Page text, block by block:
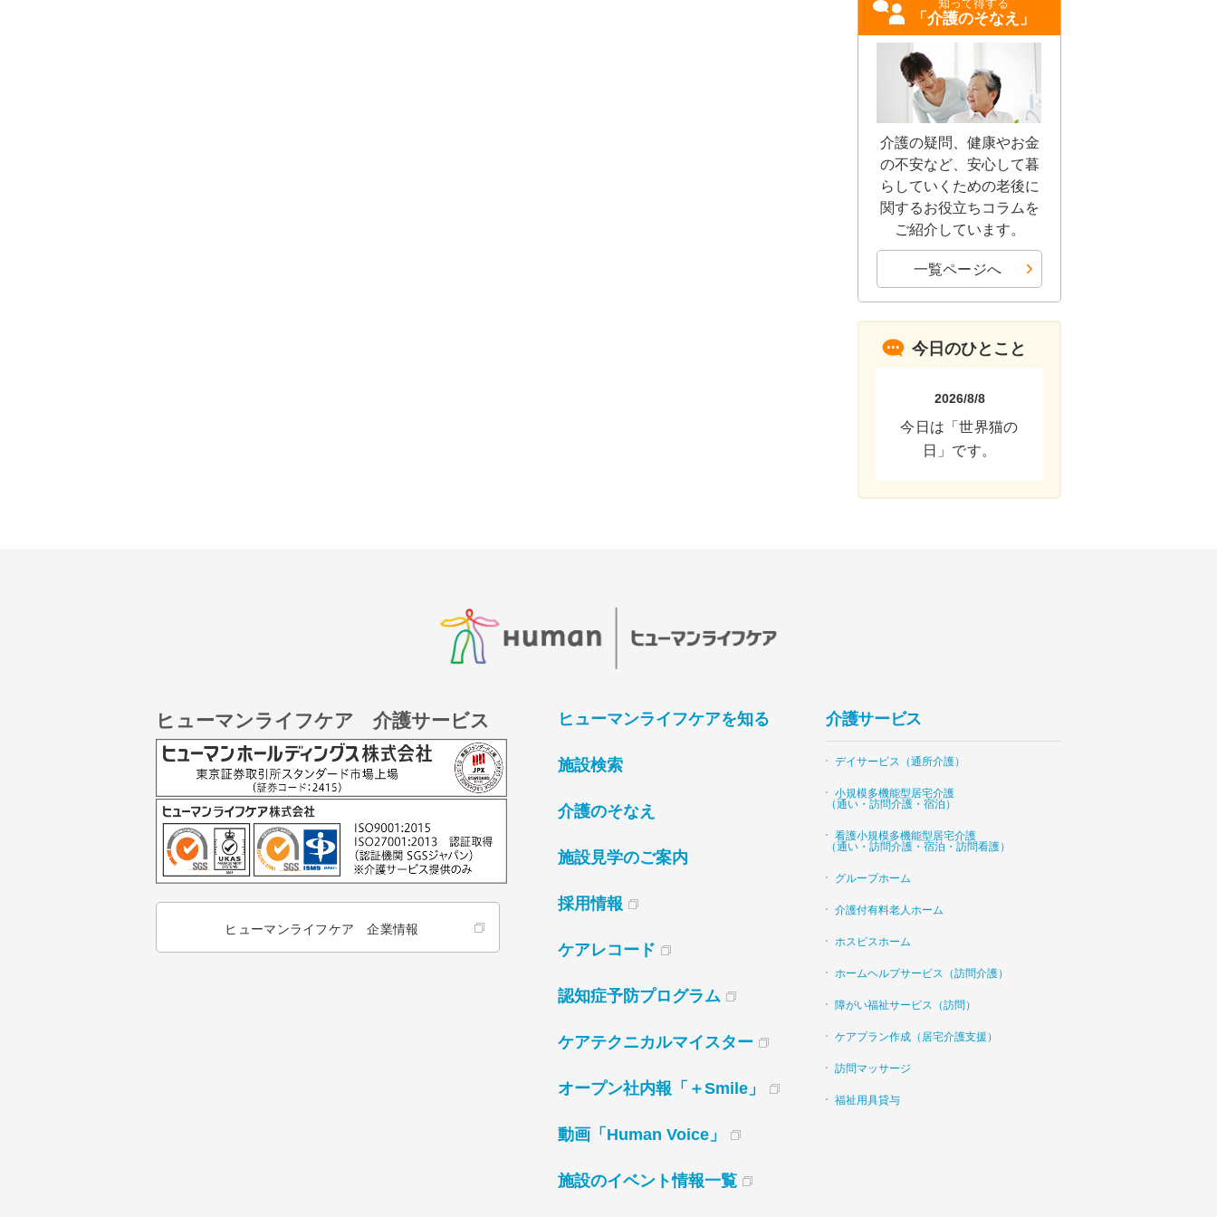
知って得する
「介護のそなえ」
介護の疑問、健康やお金
の不安など、安心して暮
らしていくための老後に
関するお役立ちコラムを
ご紹介しています。
一覧ページへ
今日のひとこと
2026/8/8
今日は「世界猫の
日」です。
ヒューマンライフケア 介護サービス
ヒューマンライフケア 企業情報
ヒューマンライフケアを知る
施設検索
介護のそなえ
施設見学のご案内
採用情報
ケアレコード
認知症予防プログラム
ケアテクニカルマイスター
オープン社内報「＋Smile」
動画「Human Voice」
施設のイベント情報一覧
介護サービス
デイサービス（通所介護）
小規模多機能型居宅介護
（通い・訪問介護・宿泊）
看護小規模多機能型居宅介護
（通い・訪問介護・宿泊・訪問看護）
グループホーム
介護付有料老人ホーム
ホスピスホーム
ホームヘルプサービス（訪問介護）
障がい福祉サービス（訪問）
ケアプラン作成（居宅介護支援）
訪問マッサージ
福祉用具貸与